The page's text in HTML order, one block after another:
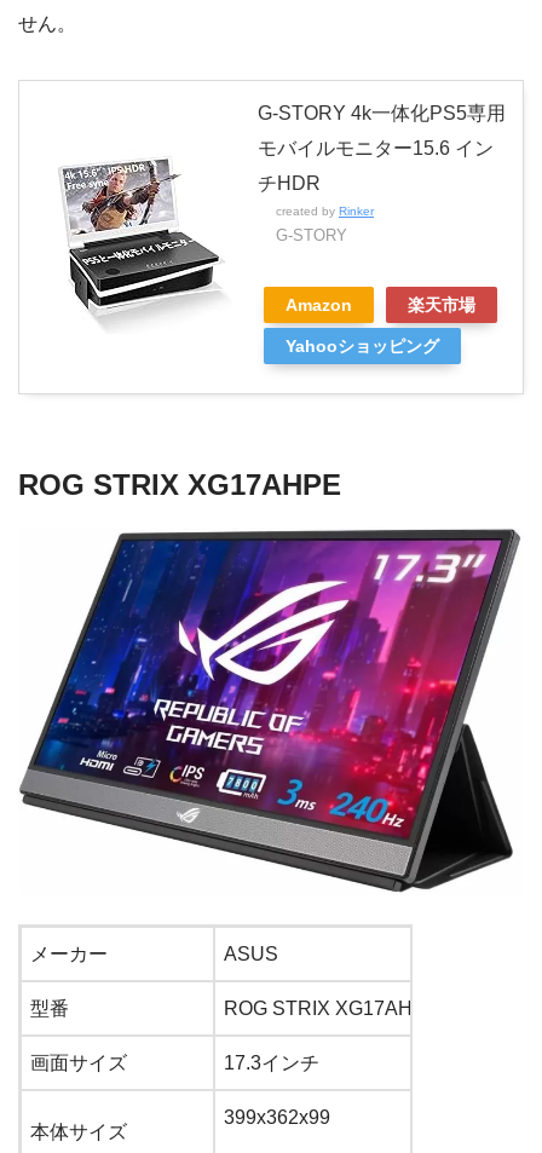
せん。
G-STORY 4k一体化PS5専用
モバイルモニター15.6 イン
チHDR
created by Rinker
G-STORY
Amazon 楽天市場
Yahooショッピング
ROG STRIX XG17AHPE
メーカー ASUS
型番 ROG STRIX XG17AHPE
画面サイズ 17.3インチ
本体サイズ
399x362x99